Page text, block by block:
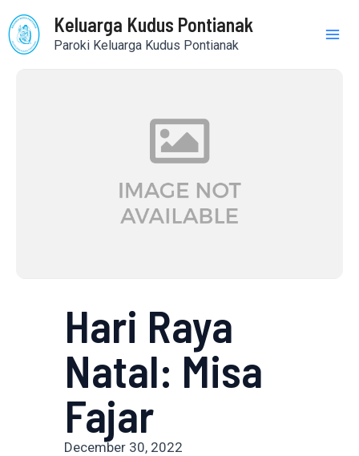
to
content
Keluarga Kudus Pontianak
Paroki Keluarga Kudus Pontianak
Hari Raya
Natal: Misa
Fajar
December 30, 2022